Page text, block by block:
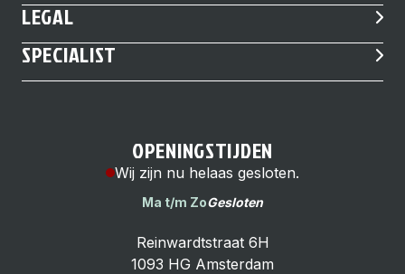
LEGAL
SPECIALIST
OPENINGSTIJDEN
Wij zijn nu helaas gesloten.
Ma t/m ZoGesloten
Reinwardtstraat 6H
1093 HG Amsterdam